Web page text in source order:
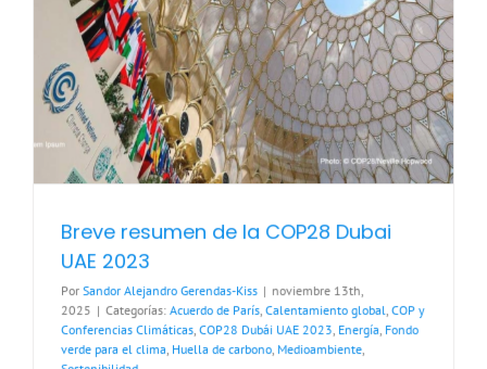
Breve resumen de la COP28 Dubai
UAE 2023
Por Sandor Alejandro Gerendas-Kiss | noviembre 13th,
2025 | Categorías: Acuerdo de París Calentamiento global COP y
Conferencias Climáticas COP28 Dubái UAE 2023 Energía Fondo
verde para el clima Huella de carbono Medioambiente